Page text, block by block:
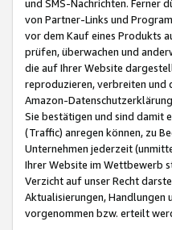
und SMS-Nachrichten. Ferner
von Partner-Links und
vor dem Kauf eines Produkts
prüfen, überwachen und
die auf Ihrer Website
reproduzieren, verbreiten und
Amazon-
Sie bestätigen und sind damit
(Traffic) anregen können, zu
Unternehmen jederzeit
Ihrer Website im Wettbewerb
Verzicht auf unser Recht
Aktualisierungen, Handlungen
vorgenommen bzw. erteilt